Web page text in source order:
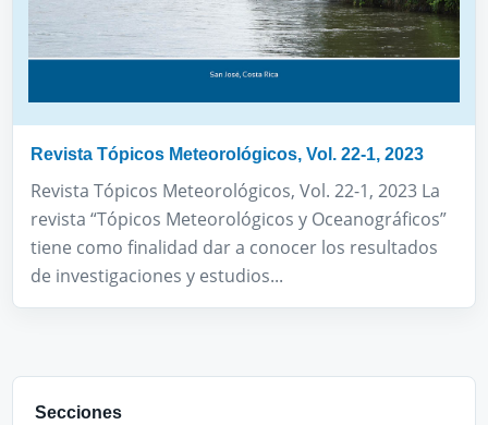
Revista Tópicos Meteorológicos, Vol. 22-1, 2023
Revista Tópicos Meteorológicos, Vol. 22-1, 2023 La
revista “Tópicos Meteorológicos y Oceanográficos”
tiene como finalidad dar a conocer los resultados
de investigaciones y estudios...
Secciones